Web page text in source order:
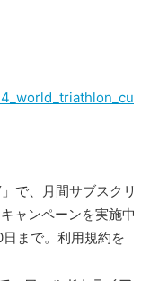
で、月間サブスクリ
ャンペーンを実施中
日まで。利用規約を